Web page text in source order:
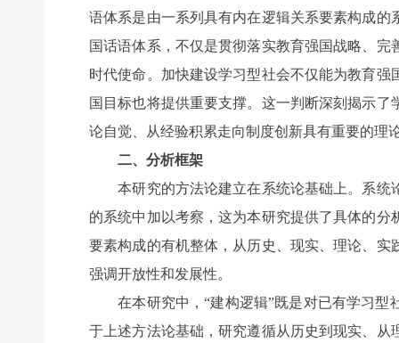
语体系是由一系列具有内在逻辑关系要素构成
国话语体系，不仅是贯彻落实教育强国战略、
时代使命。加快建设学习型社会不仅能为教育
国目标也将提供重要支撑。这一判断深刻揭示
论自觉、从经验积累走向制度创新具有重要的理
二、分析框架
本研究的方法论建立在系统论基础上。系统
的系统中加以考察，这为本研究提供了具体的
要素构成的有机整体，从历史、现实、理论、
强调开放性和发展性。
在本研究中，“建构逻辑”既是对已有学习型
于上述方法论基础，研究遵循从历史到现实、